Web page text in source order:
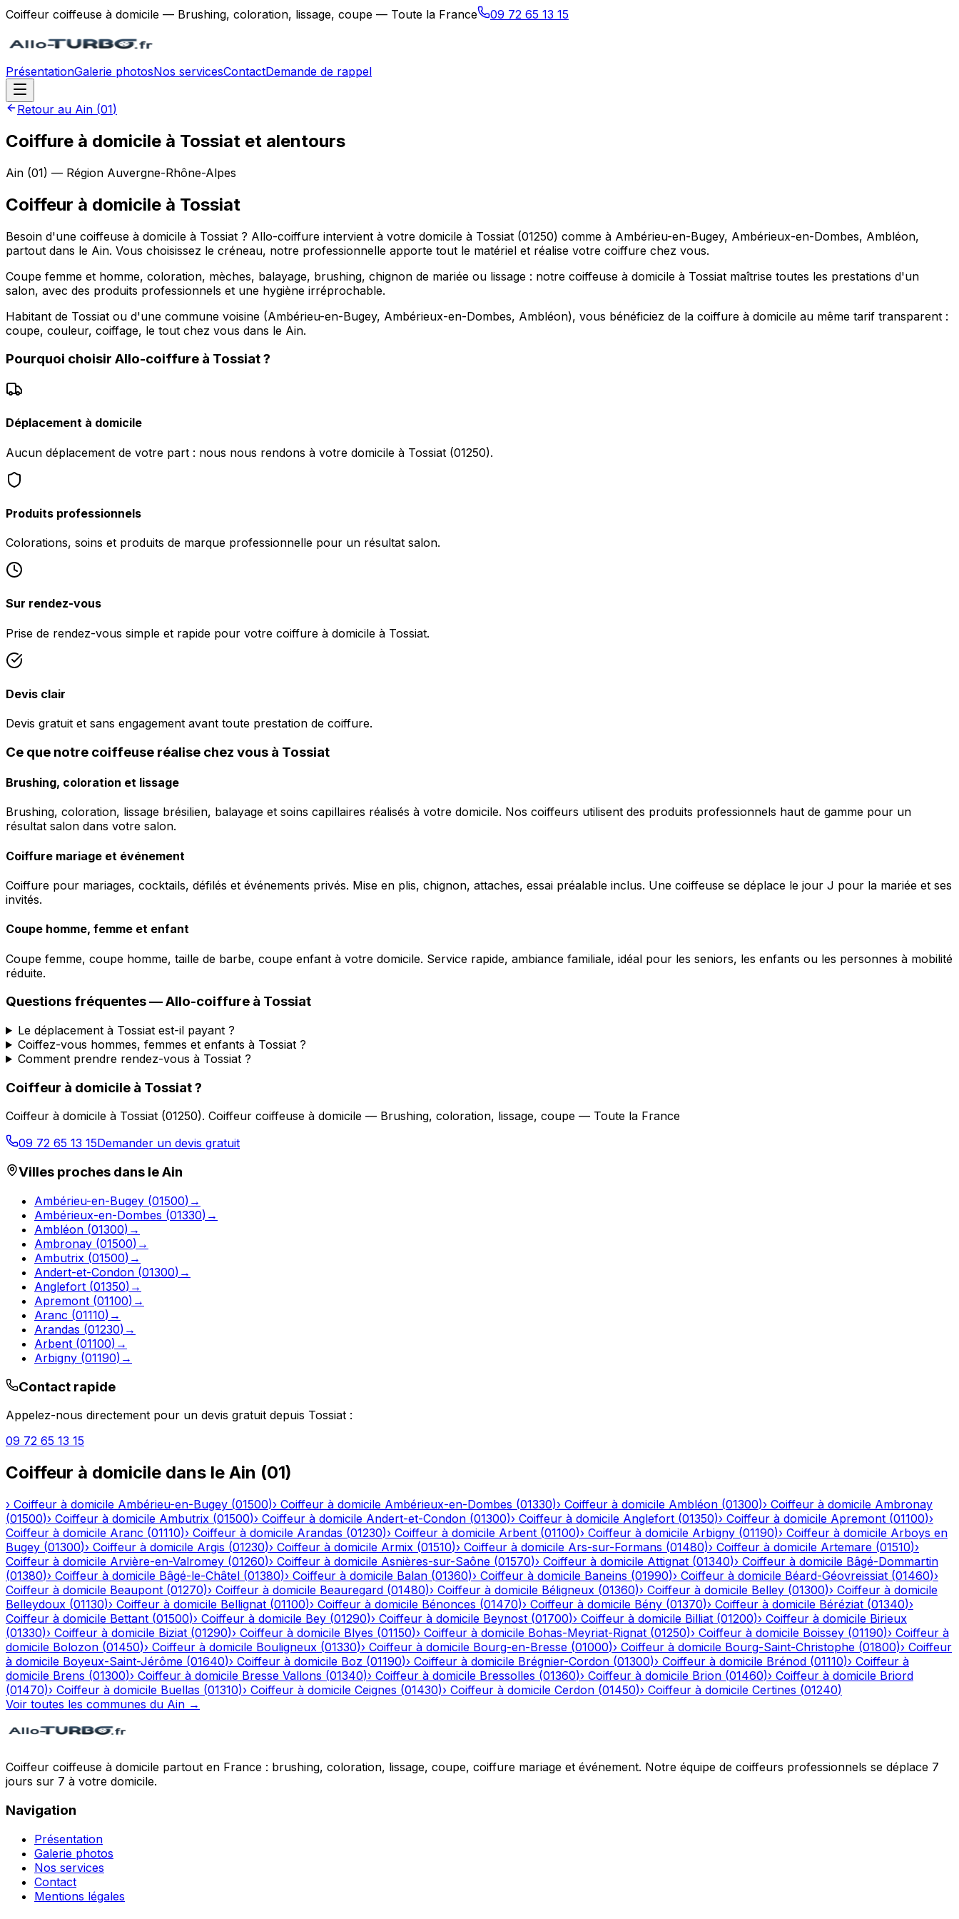
Coiffeur coiffeuse à domicile — Brushing, coloration, lissage, coupe — Toute la France 09 72 65 13 15
PrésentationGalerie photosNos servicesContactDemande de rappel
Retour au Ain (01)
Coiffure à domicile à Tossiat et alentours
Ain (01) — Région Auvergne-Rhône-Alpes
Coiffeur à domicile à Tossiat
Besoin d'une coiffeuse à domicile à Tossiat ? Allo-coiffure intervient à votre domicile à Tossiat (01250) comme à Ambérieu-en-Bugey, Ambérieux-en-Dombes, Ambléon,
partout dans le Ain. Vous choisissez le créneau, notre professionnelle apporte tout le matériel et réalise votre coiffure chez vous.
Coupe femme et homme, coloration, mèches, balayage, brushing, chignon de mariée ou lissage : notre coiffeuse à domicile à Tossiat maîtrise toutes les prestations d'un
salon, avec des produits professionnels et une hygiène irréprochable.
Habitant de Tossiat ou d'une commune voisine (Ambérieu-en-Bugey, Ambérieux-en-Dombes, Ambléon), vous bénéficiez de la coiffure à domicile au même tarif transparent :
coupe, couleur, coiffage, le tout chez vous dans le Ain.
Pourquoi choisir Allo-coiffure à Tossiat?
Déplacement à domicile
Aucun déplacement de votre part : nous nous rendons à votre domicile à Tossiat (01250).
Produits professionnels
Colorations, soins et produits de marque professionnelle pour un résultat salon.
Sur rendez-vous
Prise de rendez-vous simple et rapide pour votre coiffure à domicile à Tossiat.
Devis clair
Devis gratuit et sans engagement avant toute prestation de coiffure.
Ce que notre coiffeuse réalise chez vous à Tossiat
Brushing, coloration et lissage
Brushing, coloration, lissage brésilien, balayage et soins capillaires réalisés à votre domicile. Nos coiffeurs utilisent des produits professionnels haut de gamme pour un
résultat salon dans votre salon.
Coiffure mariage et événement
Coiffure pour mariages, cocktails, défilés et événements privés. Mise en plis, chignon, attaches, essai préalable inclus. Une coiffeuse se déplace le jour J pour la mariée et ses
invités.
Coupe homme, femme et enfant
Coupe femme, coupe homme, taille de barbe, coupe enfant à votre domicile. Service rapide, ambiance familiale, idéal pour les seniors, les enfants ou les personnes à mobilité
réduite.
Questions fréquentes —Allo-coiffure à Tossiat
Le déplacement à Tossiat est-il payant ?
Coiffez-vous hommes, femmes et enfants à Tossiat ?
Comment prendre rendez-vous à Tossiat ?
Coiffeur à domicile à Tossiat?
Coiffeur à domicile à Tossiat (01250). Coiffeur coiffeuse à domicile — Brushing, coloration, lissage, coupe — Toute la France
09 72 65 13 15Demander un devis gratuit
Villes proches dans leAin
Ambérieu-en-Bugey (01500) →
Ambérieux-en-Dombes (01330) →
Ambléon (01300) →
Ambronay (01500) →
Ambutrix (01500) →
Andert-et-Condon (01300) →
Anglefort (01350) →
Apremont (01100) →
Aranc (01110) →
Arandas (01230) →
Arbent (01100) →
Arbigny (01190) →
Contact rapide
Appelez-nous directement pour un devis gratuit depuis Tossiat :
09 72 65 13 15
Coiffeur à domicile dans le Ain (01)
› Coiffeur à domicile Ambérieu-en-Bugey (01500)› Coiffeur à domicile Ambérieux-en-Dombes (01330)› Coiffeur à domicile Ambléon (01300)› Coiffeur à domicile Ambronay
(01500)› Coiffeur à domicile Ambutrix (01500)› Coiffeur à domicile Andert-et-Condon (01300)› Coiffeur à domicile Anglefort (01350)› Coiffeur à domicile Apremont (01100)›
Coiffeur à domicile Aranc (01110)› Coiffeur à domicile Arandas (01230)› Coiffeur à domicile Arbent (01100)› Coiffeur à domicile Arbigny (01190)› Coiffeur à domicile Arboys en
Bugey (01300)› Coiffeur à domicile Argis (01230)› Coiffeur à domicile Armix (01510)› Coiffeur à domicile Ars-sur-Formans (01480)› Coiffeur à domicile Artemare (01510)›
Coiffeur à domicile Arvière-en-Valromey (01260)› Coiffeur à domicile Asnières-sur-Saône (01570)› Coiffeur à domicile Attignat (01340)› Coiffeur à domicile Bâgé-Dommartin
(01380)› Coiffeur à domicile Bâgé-le-Châtel (01380)› Coiffeur à domicile Balan (01360)› Coiffeur à domicile Baneins (01990)› Coiffeur à domicile Béard-Géovreissiat (01460)›
Coiffeur à domicile Beaupont (01270)› Coiffeur à domicile Beauregard (01480)› Coiffeur à domicile Béligneux (01360)› Coiffeur à domicile Belley (01300)› Coiffeur à domicile
Belleydoux (01130)› Coiffeur à domicile Bellignat (01100)› Coiffeur à domicile Bénonces (01470)› Coiffeur à domicile Bény (01370)› Coiffeur à domicile Béréziat (01340)›
Coiffeur à domicile Bettant (01500)› Coiffeur à domicile Bey (01290)› Coiffeur à domicile Beynost (01700)› Coiffeur à domicile Billiat (01200)› Coiffeur à domicile Birieux
(01330)› Coiffeur à domicile Biziat (01290)› Coiffeur à domicile Blyes (01150)› Coiffeur à domicile Bohas-Meyriat-Rignat (01250)› Coiffeur à domicile Boissey (01190)› Coiffeur à
domicile Bolozon (01450)› Coiffeur à domicile Bouligneux (01330)› Coiffeur à domicile Bourg-en-Bresse (01000)› Coiffeur à domicile Bourg-Saint-Christophe (01800)› Coiffeur
à domicile Boyeux-Saint-Jérôme (01640)› Coiffeur à domicile Boz (01190)› Coiffeur à domicile Brégnier-Cordon (01300)› Coiffeur à domicile Brénod (01110)› Coiffeur à
domicile Brens (01300)› Coiffeur à domicile Bresse Vallons (01340)› Coiffeur à domicile Bressolles (01360)› Coiffeur à domicile Brion (01460)› Coiffeur à domicile Briord
(01470)› Coiffeur à domicile Buellas (01310)› Coiffeur à domicile Ceignes (01430)› Coiffeur à domicile Cerdon (01450)› Coiffeur à domicile Certines (01240)
Voir toutes les communes du Ain →
Coiffeur coiffeuse à domicile partout en France : brushing, coloration, lissage, coupe, coiffure mariage et événement. Notre équipe de coiffeurs professionnels se déplace 7
jours sur 7 à votre domicile.
Navigation
Présentation
Galerie photos
Nos services
Contact
Mentions légales